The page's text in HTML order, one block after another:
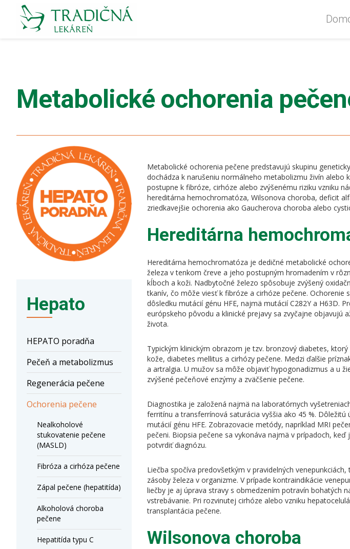
Metabolické ochorenia
Hepato
HEPATO poradňa
Pečeň a metabolizmus
Regenerácia pečene
Ochorenia pečene
Nealkoholové
stukovatenie pečene
(MASLD)
Fibróza a cirhóza pečene
Zápal pečene (hepatitída)
Alkoholová choroba
pečene
Hepatitída typu C
Metabolické ochorenia pečene predstavujú skupinu
dochádza k narušeniu normálneho metabolizmu živín alebo
postupne k fibróze, cirhóze alebo zvýšenému riziku vzniku
hereditárna hemochromatóza, Wilsonova choroba, deficit
zriedkavejšie ochorenia ako Gaucherova choroba alebo
Hereditárna
Hereditárna hemochromatóza je dedičné metabolické
železa v tenkom čreve a jeho postupným hromadením v
kĺboch a koži. Nadbytočné železo spôsobuje zvýšený
tkanív, čo môže viesť k fibróze a cirhóze pečene. Ochorenie
dôsledku mutácií génu HFE, najmä mutácií C282Y a H63D.
európskeho pôvodu a klinické prejavy sa zvyčajne objavujú
života.
Typickým klinickým obrazom je tzv. bronzový diabetes,
kože, diabetes mellitus a cirhózy pečene. Medzi ďalšie
a artralgia. U mužov sa môže objaviť hypogonadizmus a u
zvýšené pečeňové enzýmy a zväčšenie pečene.
Diagnostika je založená najmä na laboratórnych
ferritínu a transferrínová saturácia vyššia ako 45 %.
mutácií génu HFE. Zobrazovacie metódy, napríklad MRI
pečeni. Biopsia pečene sa vykonáva najmä v prípadoch,
potvrdiť diagnózu.
Liečba spočíva predovšetkým v pravidelných
zásoby železa v organizme. V prípade kontraindikácie
liečby je aj úprava stravy s obmedzením potravín bohatých
vstrebávanie. Pri rozvinutej cirhóze alebo vzniku
transplantácia pečene.
Wilsonova choroba